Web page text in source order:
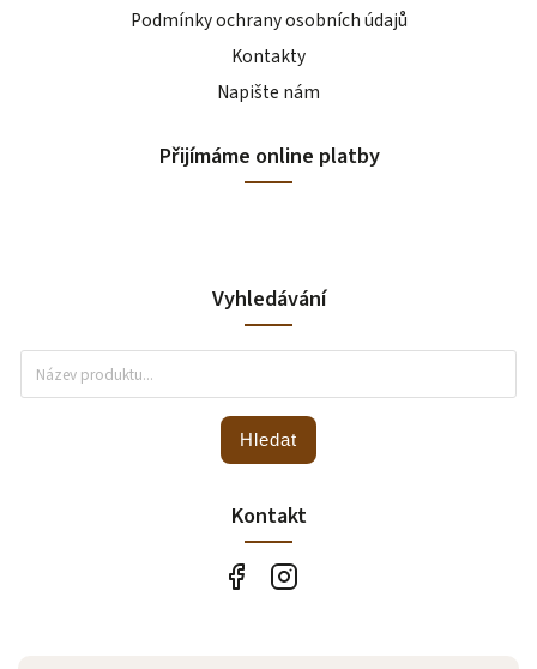
Podmínky ochrany osobních údajů
Kontakty
Napište nám
Přijímáme online platby
Vyhledávání
Hledat
Kontakt